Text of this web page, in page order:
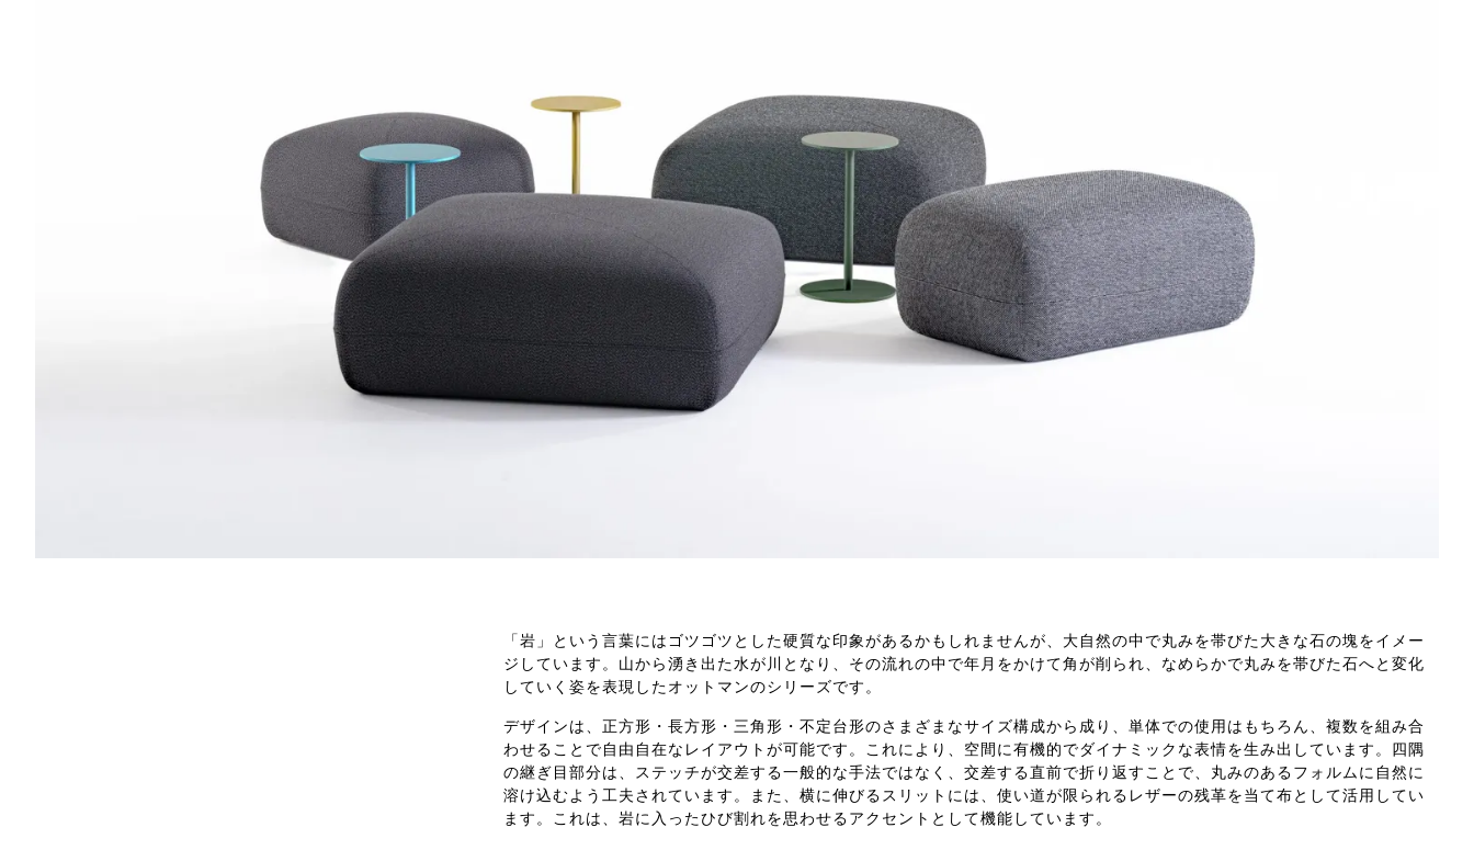
「岩」という言葉にはゴツゴツとした硬質な印象があるかもしれませんが、大自然の中で丸みを帯びた大きな石の塊をイメー
ジしています。山から湧き出た水が川となり、その流れの中で年月をかけて角が削られ、なめらかで丸みを帯びた石へと変化
していく姿を表現したオットマンのシリーズです。
デザインは、正方形・長方形・三角形・不定台形のさまざまなサイズ構成から成り、単体での使用はもちろん、複数を組み合
わせることで自由自在なレイアウトが可能です。これにより、空間に有機的でダイナミックな表情を生み出しています。四隅
の継ぎ目部分は、ステッチが交差する一般的な手法ではなく、交差する直前で折り返すことで、丸みのあるフォルムに自然に
溶け込むよう工夫されています。また、横に伸びるスリットには、使い道が限られるレザーの残革を当て布として活用してい
ます。これは、岩に入ったひび割れを思わせるアクセントとして機能しています。